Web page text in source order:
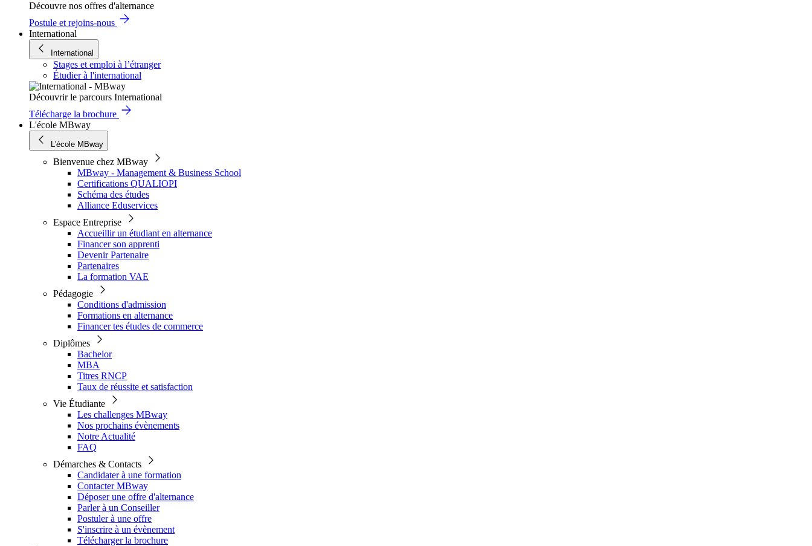
Découvre nos offres d'alternance
Postule et rejoins-nous
International
International
Stages et emploi à l’étranger
Étudier à l'international
Découvrir le parcours International
Télécharge la brochure
L'école MBway
L'école MBway
Bienvenue chez MBway
MBway - Management & Business School
Certifications QUALIOPI
Schéma des études
Alliance Eduservices
Espace Entreprise
Accueillir un étudiant en alternance
Financer son apprenti
Devenir Partenaire
Partenaires
La formation VAE
Pédagogie
Conditions d'admission
Formations en alternance
Financer tes études de commerce
Diplômes
Bachelor
MBA
Titres RNCP
Taux de réussite et satisfaction
Vie Étudiante
Les challenges MBway
Nos prochains évènements
Notre Actualité
FAQ
Démarches & Contacts
Candidater à une formation
Contacter MBway
Déposer une offre d'alternance
Parler à un Conseiller
Postuler à une offre
S'inscrire à un évènement
Télécharger la brochure